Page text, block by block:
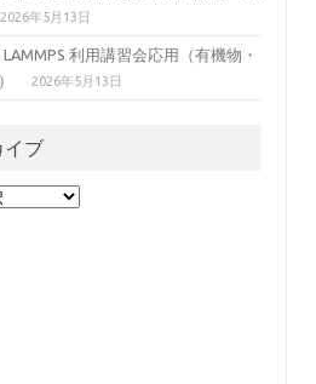
2026年5月13日
利用講習会応用（有機物・
2026年5月13日
イブ